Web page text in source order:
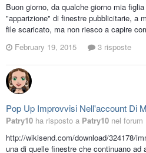
Buon giorno, da qualche giorno mia
"apparizione" di finestre pubblicitarie, a
file scaricato, ma non riesco a capire
February 19, 2015
3 risposte
Pop Up Improvvisi Nell'account Di
Patry10 ha risposto a Patry10 nel forum
http://wikisend.com/download/324178/
una di quelle finestre che continuano ad